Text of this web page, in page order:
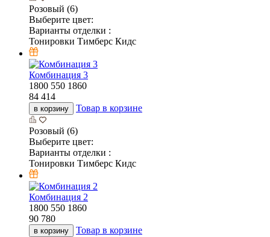
Розовый (6)
Выберите цвет:
Варианты отделки :
Тонировки Тимберс Кидс
Комбинация 3
1800 550 1860
84 414
в корзину Товар в корзине
Розовый (6)
Выберите цвет:
Варианты отделки :
Тонировки Тимберс Кидс
Комбинация 2
1800 550 1860
90 780
в корзину Товар в корзине